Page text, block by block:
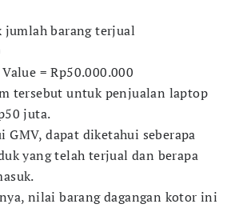
jumlah barang terjual
= Rp50.000.000
tersebut untuk penjualan laptop
juta.
GMV, dapat diketahui seberapa
yang telah terjual dan berapa
nilai barang dagangan kotor ini